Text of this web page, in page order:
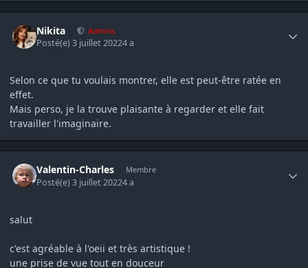
Nikita Admins
Posté(e)3 juillet 20224 a
Selon ce que tu voulais montrer, elle est peut-être ratée en
effet.
Mais perso, je la trouve plaisante à regarder et elle fait
travailler l'imaginaire.
Valentin-Charles Membre
Posté(e)3 juillet 20224 a
salut
c'est agréable à l'oeii et très artistique !
une prise de vue tout en douceur